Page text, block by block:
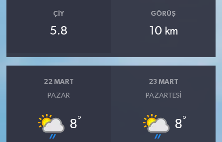
ÇIY
5.8
GÖRÜŞ
10 km
22 MART
PAZAR
8°
23 MART
PAZARTESI
8°